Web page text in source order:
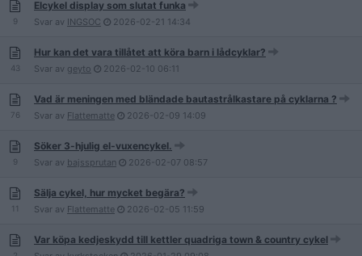
9
Elcykel display som slutat funka
Svar av INGSOC 2026-02-21 14:34
43
Hur kan det vara tillåtet att köra barn i lådcyklar?
Svar av geyto 2026-02-10 06:11
76
Vad är meningen med bländade bautastrålkastare på cyklarna ?
Svar av Flattematte 2026-02-09 14:09
9
Söker 3-hjulig el-vuxencykel.
Svar av bajssprutan 2026-02-07 08:57
11
Sälja cykel, hur mycket begära?
Svar av Flattematte 2026-02-05 11:59
Var köpa kedjeskydd till kettler quadriga town & country cykel